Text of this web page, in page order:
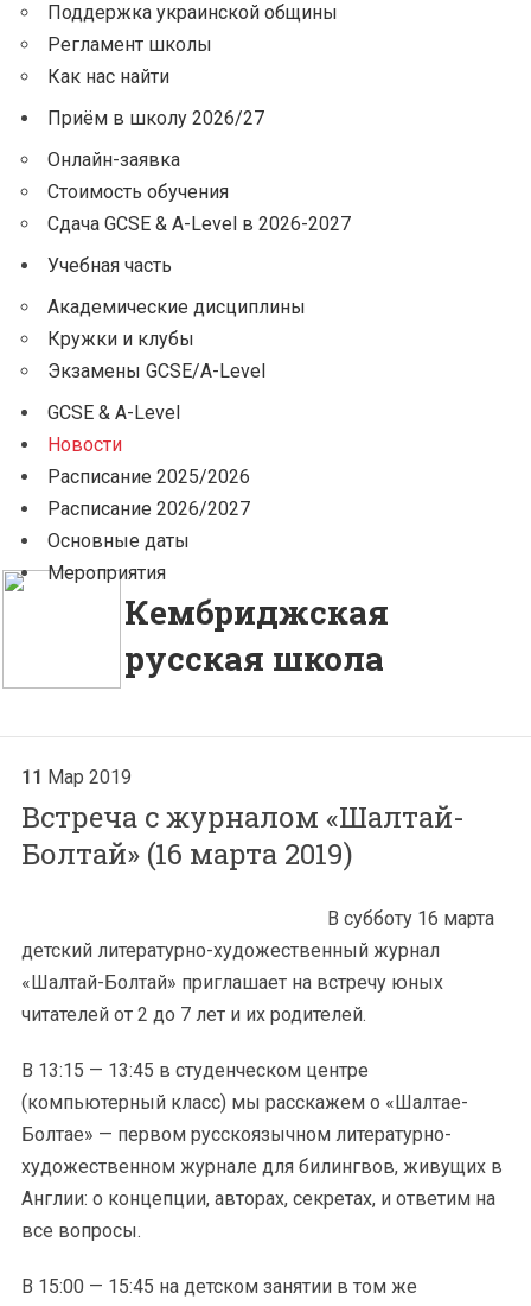
Поддержка украинской общины
Регламент школы
Как нас найти
Приём в школу 2026/27
Онлайн-заявка
Стоимость обучения
Сдача GCSE & A-Level в 2026-2027
Учебная часть
Академические дисциплины
Кружки и клубы
Экзамены GCSE/A-Level
GCSE & A-Level
Новости
Расписание 2025/2026
Расписание 2026/2027
Основные даты
Мероприятия
Кембриджская
русская школа
11 Мар 2019
Встреча с журналом «Шалтай-
Болтай» (16 марта 2019)
В субботу 16 марта
детский литературно-художественный журнал
«Шалтай-Болтай» приглашает на встречу юных
читателей от 2 до 7 лет и их родителей.
В 13:15 — 13:45 в студенческом центре
(компьютерный класс) мы расскажем о «Шалтае-
Болтае» — первом русскоязычном литературно-
художественном журнале для билингвов, живущих в
Англии: о концепции, авторах, секретах, и ответим на
все вопросы.
В 15:00 — 15:45 на детском занятии в том же